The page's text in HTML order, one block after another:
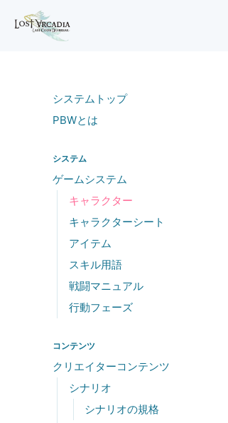
システムトップ
PBWとは
システム
ゲームシステム
キャラクター
キャラクターシート
アイテム
スキル用語
戦闘マニュアル
行動フェーズ
コンテンツ
クリエイターコンテンツ
シナリオ
シナリオの規格